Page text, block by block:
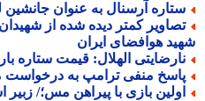
آرسنال به عنوان جانشین
کمتر دیده شده از شهیدان
هوافضای ایران
الهلال: قیمت ستاره
منفی ترامپ به درخواست
بازی با پیراهن مس؛/ زبیر